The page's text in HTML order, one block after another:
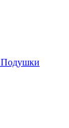
Подушки